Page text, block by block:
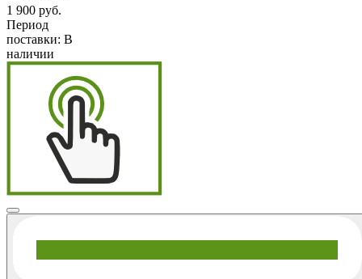
1 900 руб.
Период
поставки: В
наличии